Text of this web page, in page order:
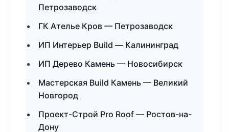
Петрозаводск
ГК Ателье Кров — Петрозаводск
ИП Интерьер Build — Калининград
ИП Дерево Камень — Новосибирск
Мастерская Build Камень — Великий
Новгород
Проект-Строй Pro Roof — Ростов-на-
Дону